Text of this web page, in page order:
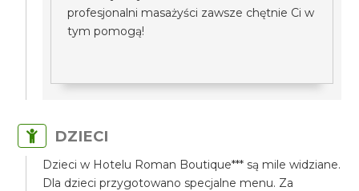
profesjonalni masażyści zawsze chętnie Ci w
tym pomogą!
DZIECI
Dzieci w Hotelu Roman Boutique*** są mile widziane.
Dla dzieci przygotowano specjalne menu. Za